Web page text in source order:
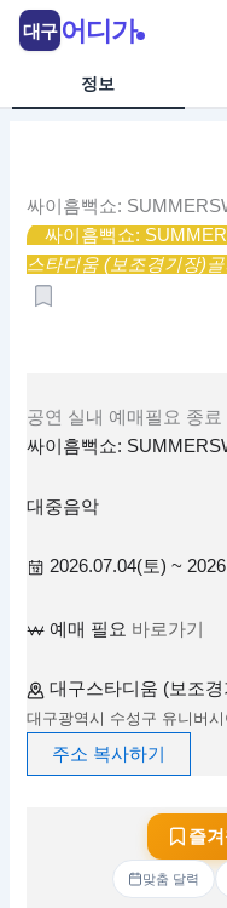
정보
싸이흠뻑쇼:
싸이흠뻑쇼:
스타디움 (보조경기장)
공연 실내 예매필요 종료
싸이흠뻑쇼:
대중음악
2026.07.04(토) ~
예매 필요 바로가기
대구스타디움 (보조경
대구광역시 수성구 유니버
주소 복사하기
즐
맞춤 달력
대구 어디가